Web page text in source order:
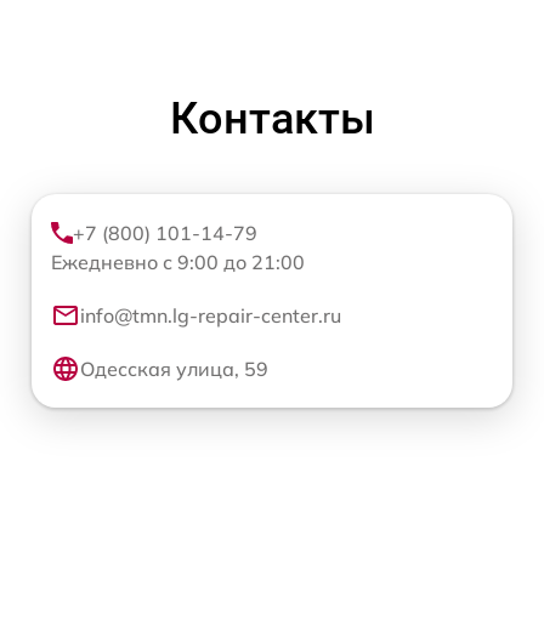
Контакты
+7 (800) 101-14-79
Ежедневно с 9:00 до 21:00
info@tmn.lg-repair-center.ru
Одесская улица, 59